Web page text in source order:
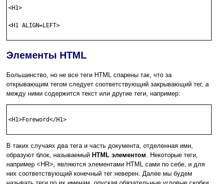
<H1>
<H1 ALIGN=LEFT>
Элементы HTML
Большинство, но не все теги HTML спарены так, что за
открывающим тегом следует соответствующий закрывающий тег, а
между ними содержится текст или другие теги, например:
<H1>Foreword</H1>
В таких случаях два тега и часть документа, отделенная ими,
образуют блок, называемый HTML элементом . Некоторые теги,
например <HR>, являются элементами HTML сами по себе, и для
них соответствующий конечный тег неверен. Далее мы будем